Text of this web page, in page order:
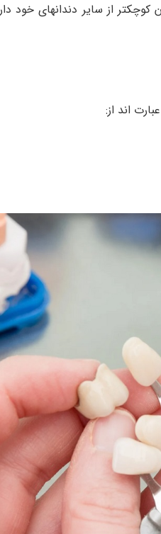
از سایر دندانهای خود
اند از: